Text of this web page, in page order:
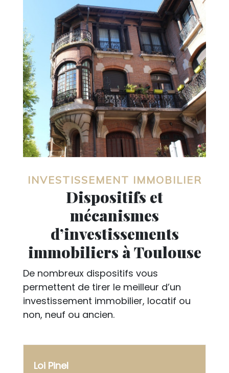
INVESTISSEMENT IMMOBILIER
Dispositifs et
mécanismes
d’investissements
immobiliers à Toulouse
De nombreux dispositifs vous
permettent de tirer le meilleur d’un
investissement immobilier, locatif ou
non, neuf ou ancien.
Loi Pinel